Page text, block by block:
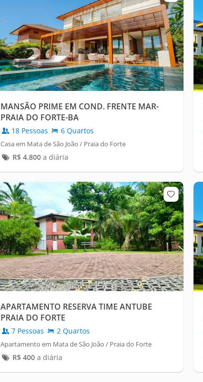
MANSÃO PRIME EM COND. FRENTE MAR-
PRAIA DO FORTE-BA
18 Pessoas 6 Quartos
Casa em Mata de São João / Praia do Forte
R$ 4.800a diária
APARTAMENTO RESERVA TIME ANTUBE
PRAIA DO FORTE
7 Pessoas 2 Quartos
Apartamento em Mata de São João / Praia do Forte
R$ 400a diária